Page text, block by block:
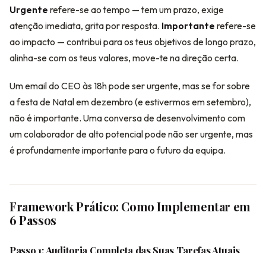
Urgente refere-se ao tempo — tem um prazo, exige
atenção imediata, grita por resposta. Importante refere-se
ao impacto — contribui para os teus objetivos de longo prazo,
alinha-se com os teus valores, move-te na direção certa.
Um email do CEO às 18h pode ser urgente, mas se for sobre
a festa de Natal em dezembro (e estivermos em setembro),
não é importante. Uma conversa de desenvolvimento com
um colaborador de alto potencial pode não ser urgente, mas
é profundamente importante para o futuro da equipa.
Framework Prático: Como Implementar em
6 Passos
Passo 1: Auditoria Completa das Suas Tarefas Atuais